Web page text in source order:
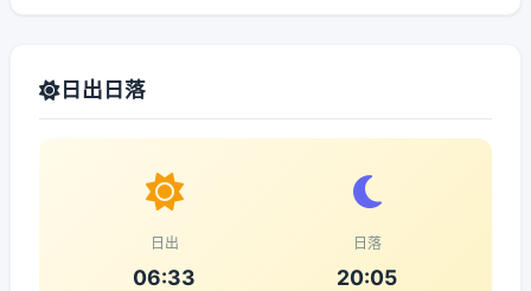
日出日落
日出
06:33
日落
20:05